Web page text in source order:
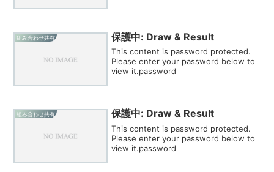
組み合わせ共有 保護中: Draw & Result
This content is password protected.
Please enter your password below to
view it.password
組み合わせ共有 保護中: Draw & Result
This content is password protected.
Please enter your password below to
view it.password